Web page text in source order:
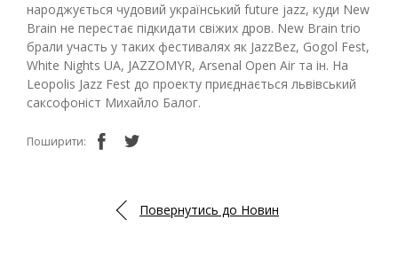
народжується чудовий український future jazz, куди New
Brain не перестає підкидати свіжих дров. New Brain trio
брали участь у таких фестивалях як JazzBez, Gogol Fest,
White Nights UA, JAZZOMYR, Arsenal Open Air та ін. На
Leopolis Jazz Fest до проекту приєднається львівський
саксофоніст Михайло Балог.
Поширити:
Повернутись до Новин